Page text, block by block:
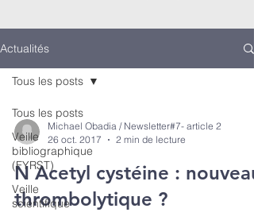
Actualités
Tous les posts
Veille
bibliographique
(FYRST)
Veille
scientifique
Tous les posts
Michael Obadia / Newsletter#7- article 2
26 oct. 2017
2 min de lecture
N Acetyl cystéine : nouveau
thrombolytique ?